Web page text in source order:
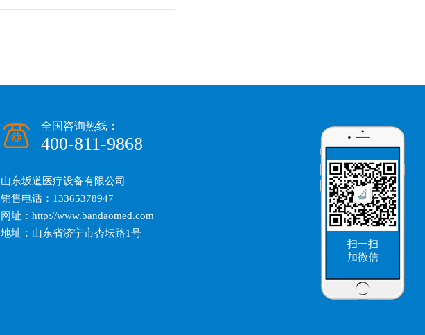
全国咨询热线：
400-811-9868
山东坂道医疗设备有限公司
销售电话：13365378947
网址：http://www.bandaomed.com
地址：山东省济宁市杏坛路1号
扫一扫
加微信